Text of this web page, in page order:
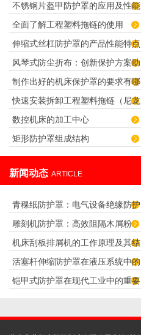
选择
不锈钢片盔甲防护罩的应用及性能
特点
全面了解工程塑料拖链的使用
伸缩式丝杠防护罩的产品性能特点
风琴式防尘折布：创新保护方案助
您避免灰尘困扰
制作出好的机床保护罩的要求有哪
些？
快速安装拆卸工程塑料拖链（尼龙
拖链）的技巧
数控机床的加工中心
矩形防护罩组成结构
新闻动态 ARTICLE
青稞纸防护罩：电气设备绝缘防护
专用方案
雕刻机防护罩：高效阻隔木屑粉
尘，守护设备精度与安全
机床刮板排屑机的工作原理及其结
构分析
活塞杆伸缩防护罩在液压系统中的
应用
铠甲式防护罩在现代工业中的重要